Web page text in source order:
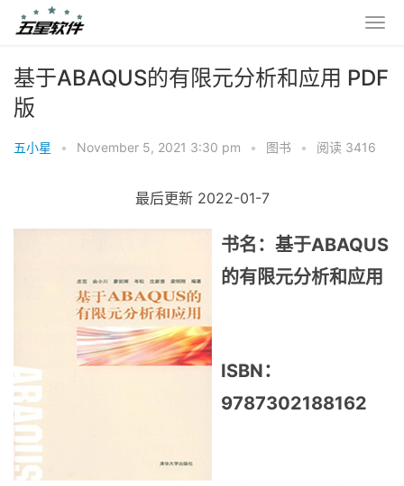
基于ABAQUS的有限元分析和应用 PDF
版
五小星 • November 5, 2021 3:30 pm • 图书 • 阅读 3416
最后更新 2022-01-7
书名：基于ABAQUS
的有限元分析和应用
ISBN：
9787302188162